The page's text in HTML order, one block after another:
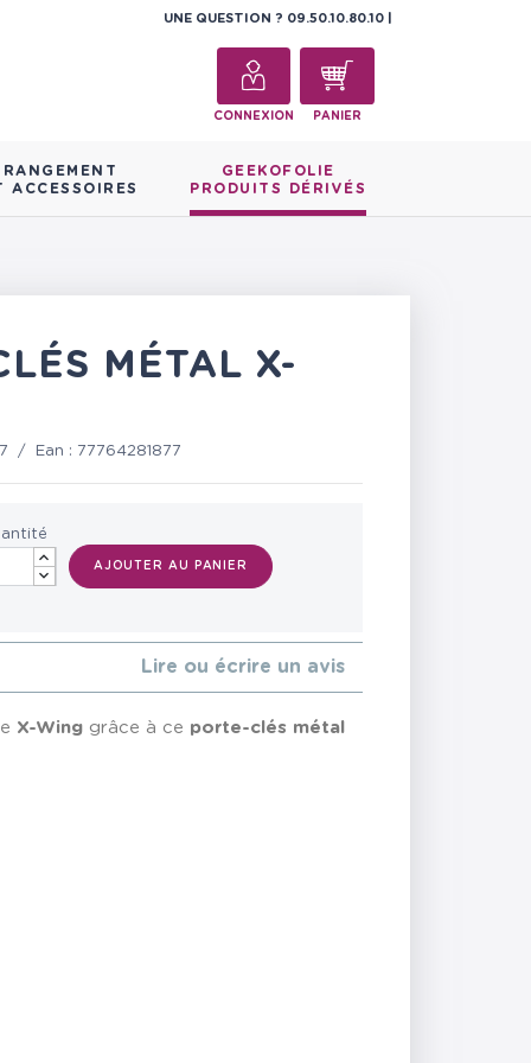
UNE QUESTION ? 09.50.10.80.10
CONNEXION PANIER
RANGEMENT
ACCESSOIRES
GEEKOFOLIE
PRODUITS DÉRIVÉS
MÉTAL X-
/ Ean : 77764281877
AJOUTER AU PANIER
Lire ou écrire un avis
X-Wing grâce à ce porte-clés métal